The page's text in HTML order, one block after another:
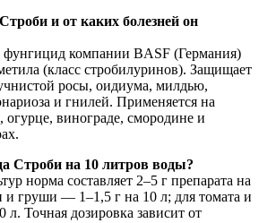
и от каких болезней он
компании BASF (Германия)
(класс стробилуринов). Защищает
росы, оидиума, милдью,
и гнилей. Применяется на
огурце, винограде, смородине и
Строби на 10 литров воды?
норма составляет 2–5 г препарата на
и груши — 1–1,5 г на 10 л; для томата и
Точная дозировка зависит от